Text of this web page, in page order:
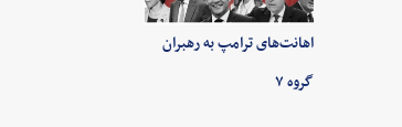
اهانت‌های ترامپ به رهبران
گروه ۷